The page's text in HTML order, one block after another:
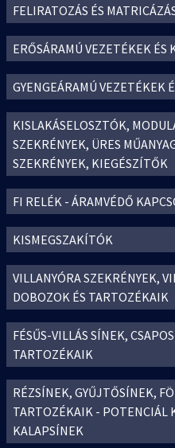
FELIRATOZÁS ÉS
ERŐSÁRAMÚ VEZETÉKEK ÉS
GYENGEÁRAMÚ VEZETÉKEK
KISLAKÁSELOSZTÓK,
SZEKRÉNYEK, ÜRES
SZEKRÉNYEK, KIEGÉSZÍTŐK
FI RELÉK - ÁRAMVÉDŐ
KISMEGSZAKÍTÓK
VILLANYÓRA SZEKRÉNYEK,
DOBOZOK ÉS TARTOZÉKAIK
FÉSŰS-VILLÁS SÍNEK,
TARTOZÉKAIK
RÉZSÍNEK, GYŰJTŐSÍNEK,
TARTOZÉKAIK - POTENCIÁL
KALAPSÍNEK